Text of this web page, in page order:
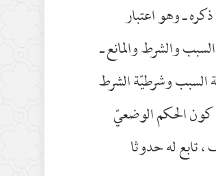
ـ وهو اعتبار
والشرط والمانع ـ
السبب وشرطيّة الشرط
كون الحكم الوضعيّ
تابع له حدوثا